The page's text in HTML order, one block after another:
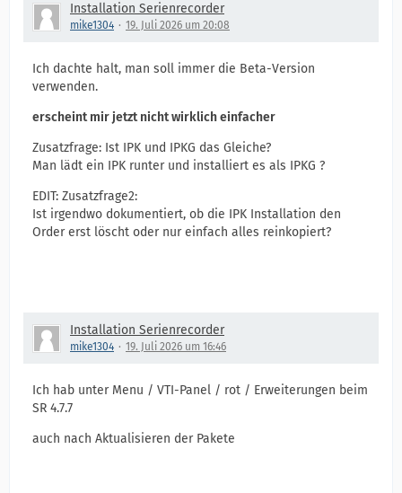
Installation Serienrecorder
mike1304 19. Juli 2026 um 20:08
Ich dachte halt, man soll immer die Beta-Version
verwenden.
erscheint mir jetzt nicht wirklich einfacher
Zusatzfrage: Ist IPK und IPKG das Gleiche?
Man lädt ein IPK runter und installiert es als IPKG ?
EDIT: Zusatzfrage2:
Ist irgendwo dokumentiert, ob die IPK Installation den
Order erst löscht oder nur einfach alles reinkopiert?
Installation Serienrecorder
mike1304 19. Juli 2026 um 16:46
Ich hab unter Menu / VTI-Panel / rot / Erweiterungen beim
SR 4.7.7
auch nach Aktualisieren der Pakete